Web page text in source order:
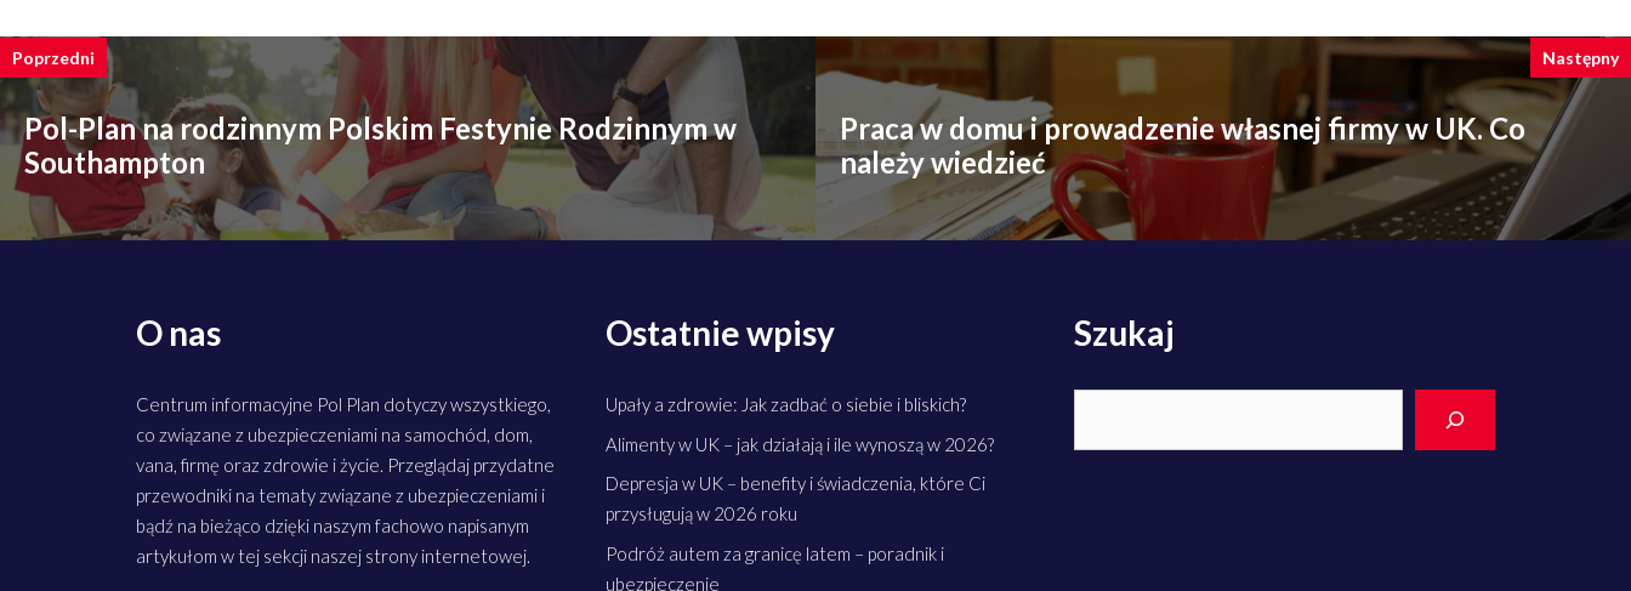
Poprzedni
Pol-Plan na rodzinnym Polskim Festynie Rodzinnym w
Southampton
Następny
Praca w domu i prowadzenie własnej firmy w UK. Co
należy wiedzieć
O nas
Centrum informacyjne Pol Plan dotyczy wszystkiego,
co związane z ubezpieczeniami na samochód, dom,
vana, firmę oraz zdrowie i życie. Przeglądaj przydatne
przewodniki na tematy związane z ubezpieczeniami i
bądź na bieżąco dzięki naszym fachowo napisanym
artykułom w tej sekcji naszej strony internetowej.
Ostatnie wpisy
Upały a zdrowie: Jak zadbać o siebie i bliskich?
Alimenty w UK – jak działają i ile wynoszą w 2026?
Depresja w UK – benefity i świadczenia, które Ci
przysługują w 2026 roku
Podróż autem za granicę latem – poradnik i
ubezpieczenie
Szukaj